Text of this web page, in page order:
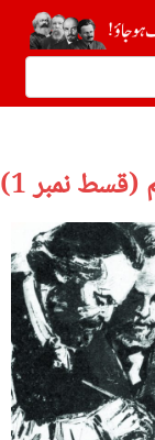
نمبر 1)